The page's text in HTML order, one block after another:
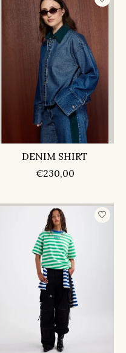
DENIM SHIRT
€230,00